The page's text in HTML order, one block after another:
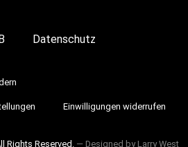
Datenschutz
Einwilligungen widerrufen
Rights Reserved. ― Designed by Larry West